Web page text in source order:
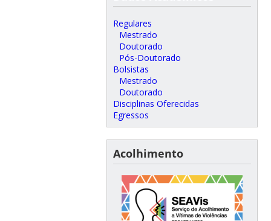
Regulares
Mestrado
Doutorado
Pós-Doutorado
Bolsistas
Mestrado
Doutorado
Disciplinas Oferecidas
Egressos
Acolhimento